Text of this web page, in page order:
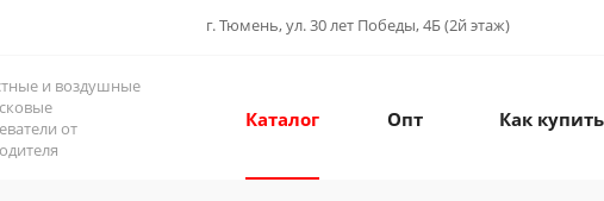
г. Тюмень, ул. 30 лет Победы, 4Б (2й этаж)
и воздушные
от
Каталог Опт Как купить